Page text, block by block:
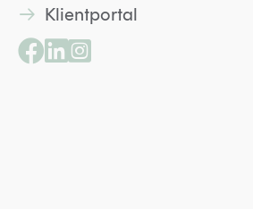
Lenke til kontaktskjema
Klientportal
Lenke til Facebookside
Lenke til Linkedin profil
Lenke til Instagramprofil